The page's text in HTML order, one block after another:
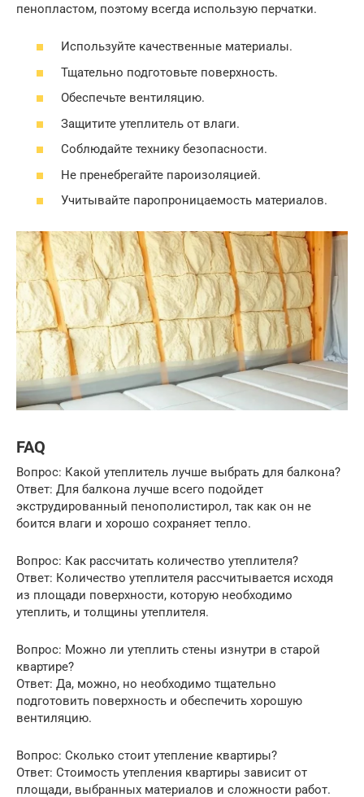
пенопластом, поэтому всегда использую перчатки.
Используйте качественные материалы.
Тщательно подготовьте поверхность.
Обеспечьте вентиляцию.
Защитите утеплитель от влаги.
Соблюдайте технику безопасности.
Не пренебрегайте пароизоляцией.
Учитывайте паропроницаемость материалов.
FAQ
Вопрос: Какой утеплитель лучше выбрать для балкона?
Ответ: Для балкона лучше всего подойдет
экструдированный пенополистирол, так как он не
боится влаги и хорошо сохраняет тепло.
Вопрос: Как рассчитать количество утеплителя?
Ответ: Количество утеплителя рассчитывается исходя
из площади поверхности, которую необходимо
утеплить, и толщины утеплителя.
Вопрос: Можно ли утеплить стены изнутри в старой
квартире?
Ответ: Да, можно, но необходимо тщательно
подготовить поверхность и обеспечить хорошую
вентиляцию.
Вопрос: Сколько стоит утепление квартиры?
Ответ: Стоимость утепления квартиры зависит от
площади, выбранных материалов и сложности работ.